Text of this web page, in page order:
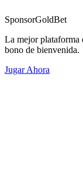
SponsorGoldBet
La mejor plataforma
bono de bienvenida.
Jugar Ahora